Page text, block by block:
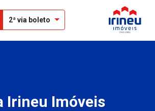
2ª via boleto
Irineu Imóveis